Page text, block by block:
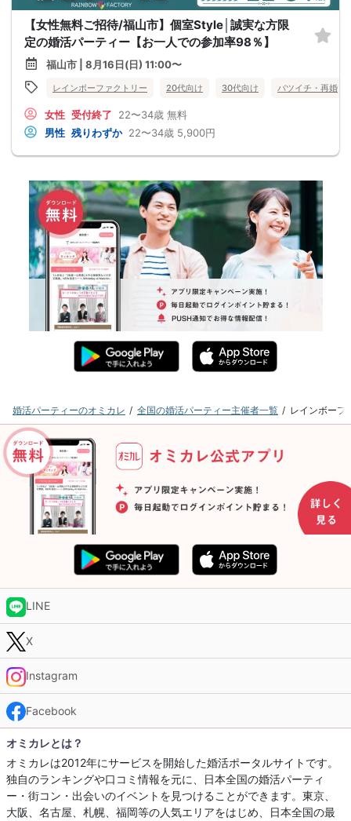
【女性無料ご招待/福山市】個室Style│誠実な方限
定の婚活パーティー【お一人での参加率98％】
福山市 | 8月16日(日) 11:00〜
レインボーファクトリー 20代向け 30代向け バツイチ・再婚
女性 受付終了 22〜34歳 無料
男性 残りわずか 22〜34歳 5,900円
婚活パーティーのオミカレ 全国の婚活パーティー主催者一覧 レインボーフ
LINE
X
Instagram
Facebook
オミカレとは？
オミカレは2012年にサービスを開始した婚活ポータルサイトです。
独自のランキングや口コミ情報を元に、日本全国の婚活パーティ
ー・街コン・出会いのイベントを見つけることができます。東京、
大阪、名古屋、札幌、福岡等の人気エリアをはじめ、日本全国の最